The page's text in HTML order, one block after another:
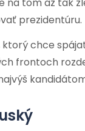
prezidentúru.
ktorý chce
frontoch